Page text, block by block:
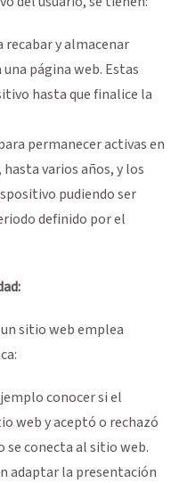
recabar y almacenar
página web. Estas
hasta que finalice la
permanecer activas en
varios años, y los
pudiendo ser
definido por el
sitio web emplea
conocer si el
web y aceptó o rechazó
se conecta al sitio web.
adaptar la presentación